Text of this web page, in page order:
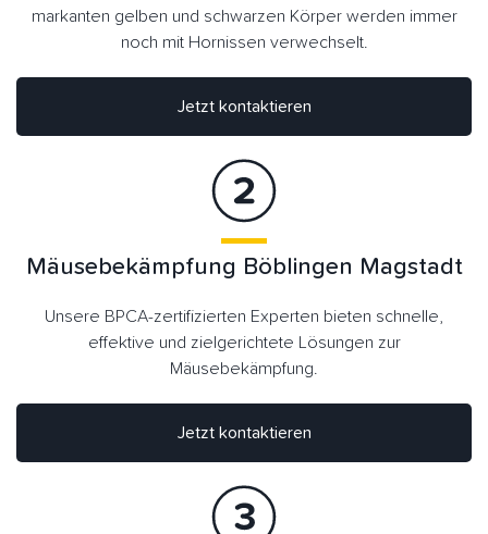
markanten gelben und schwarzen Körper werden immer
noch mit Hornissen verwechselt.
Jetzt kontaktieren
Jetzt kontaktieren
Mäusebekämpfung Böblingen Magstadt
Unsere BPCA-zertifizierten Experten bieten schnelle,
effektive und zielgerichtete Lösungen zur
Mäusebekämpfung.